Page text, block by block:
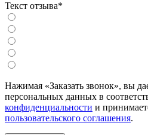
Текст отзыва*
Нажимая «Заказать звонок», вы
персональных данных в
конфиденциальности и
пользовательского соглашения.